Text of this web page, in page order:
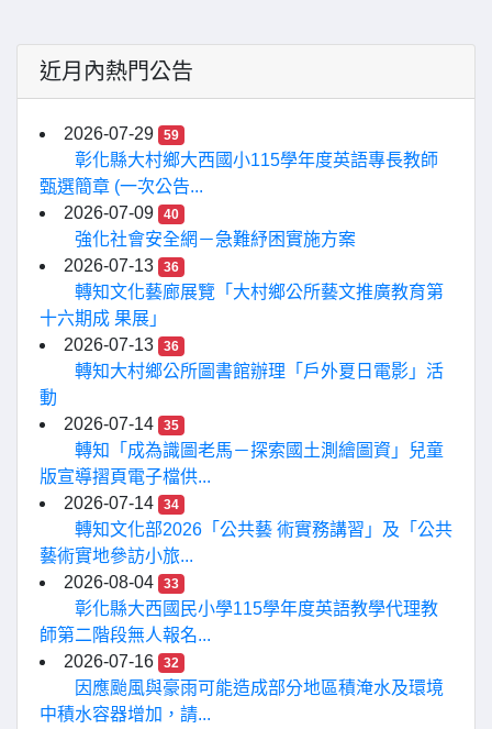
近月內熱門公告
2026-07-29 59
彰化縣大村鄉大西國小115學年度英語專長教師
甄選簡章 (一次公告...
2026-07-09
40
強化社會安全網－急難紓困實施方案
2026-07-13
36
轉知文化藝廊展覽「大村鄉公所藝文推廣教育第
十六期成 果展」
2026-07-13
36
轉知大村鄉公所圖書館辦理「戶外夏日電影」活
動
2026-07-14
35
轉知「成為識圖老馬－探索國土測繪圖資」兒童
版宣導摺頁電子檔供...
2026-07-14
34
轉知文化部2026「公共藝 術實務講習」及「公共
藝術實地參訪小旅...
2026-08-04
33
彰化縣大西國民小學115學年度英語教學代理教
師第二階段無人報名...
2026-07-16
32
因應颱風與豪雨可能造成部分地區積淹水及環境
中積水容器增加，請...